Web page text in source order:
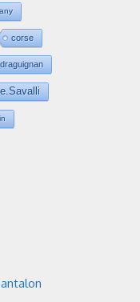
corse
draguignan
e.Savalli